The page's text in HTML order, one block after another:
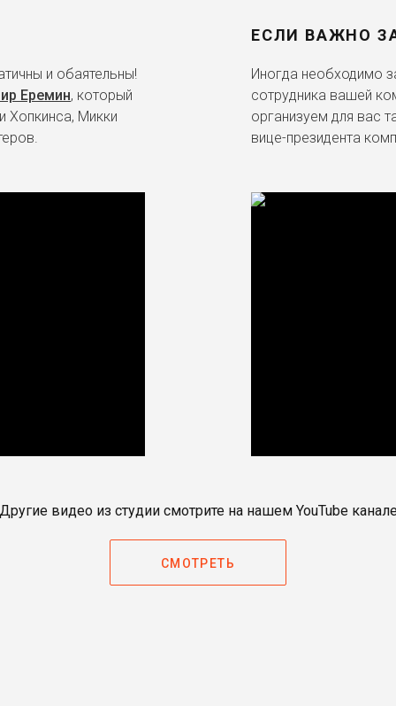
и обаятельны!
Еремин, который
Хопкинса, Микки
ЕСЛИ ВАЖНО
Иногда необходимо
сотрудника вашей
организуем для вас
вице-президента
видео из студии смотрите на нашем YouTube
СМОТРЕТЬ